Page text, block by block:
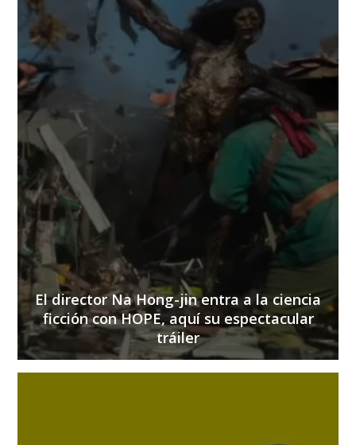
El director Na Hong-jin entra a la ciencia
ficción con HOPE, aquí su espectacular
tráiler